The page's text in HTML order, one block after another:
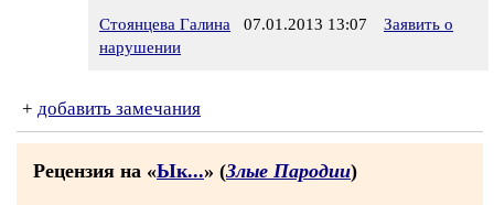
Стоянцева Галина 07.01.2013 13:07
Заявить о
нарушении
+ добавить замечания
Рецензия на «Ык...» (Злые Пародии)